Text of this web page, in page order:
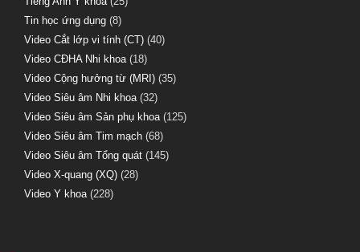
Tin học ứng dụng (8)
Video Cắt lớp vi tính (CT) (40)
Video CĐHA Nhi khoa(18)
Video Cộng hưởng từ (MRI) (35)
Video Siêu âm Nhi khoa(32)
Video Siêu âm Sản phụ khoa(125)
Video Siêu âm Tim mạch (68)
Video Siêu âm Tổng quát (145)
Video X-quang (XQ) (28)
Video Y khoa(228)